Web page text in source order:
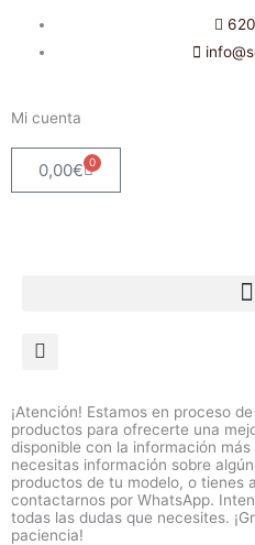
Mi cuenta
0,00€ 0
Carrito
¡Atención! Estamos en proceso
productos para ofrecerte una
disponible con la información
necesitas información sobre
productos de tu modelo, o tienes
contactarnos por WhatsApp.
todas las dudas que necesites.
paciencia!